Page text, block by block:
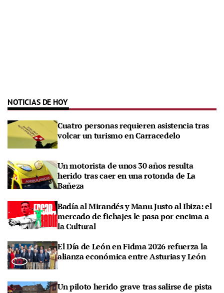
NOTICIAS DE HOY
Cuatro personas requieren asistencia tras
volcar un turismo en Carracedelo
Un motorista de unos 30 años resulta
herido tras caer en una rotonda de La
Bañeza
Badía al Mirandés y Manu Justo al Ibiza: el
mercado de fichajes le pasa por encima a
la Cultural
El Día de León en Fidma 2026 refuerza la
alianza económica entre Asturias y León
Un piloto herido grave tras salirse de pista